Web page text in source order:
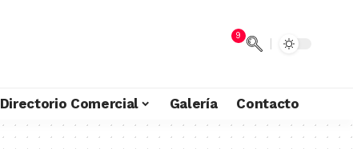
9
Directorio Comercial Galería Contacto